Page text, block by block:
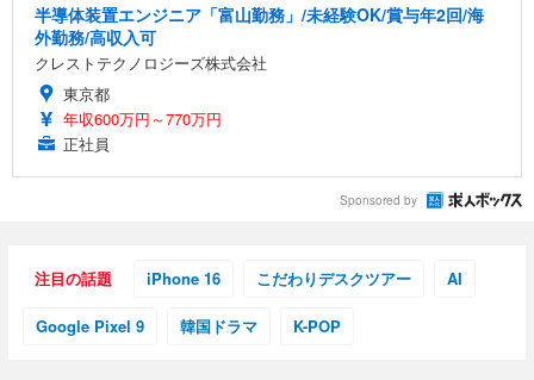
半導体装置エンジニア「富山勤務」/未経験OK/賞与年2回/海
外勤務/高収入可
クレストテクノロジーズ株式会社
東京都
年収600万円～770万円
正社員
Sponsored by
注目の話題 iPhone 16 こだわりデスクツアー AI
Google Pixel 9 韓国ドラマ K-POP